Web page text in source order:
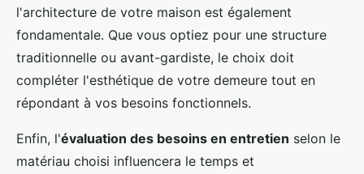
l'architecture de votre maison est également
fondamentale. Que vous optiez pour une structure
traditionnelle ou avant-gardiste, le choix doit
compléter l'esthétique de votre demeure tout en
répondant à vos besoins fonctionnels.
Enfin, l'évaluation des besoins en entretien selon le
matériau choisi influencera le temps et